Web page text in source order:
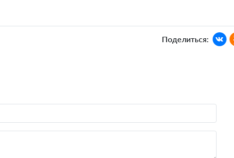
Поделиться: